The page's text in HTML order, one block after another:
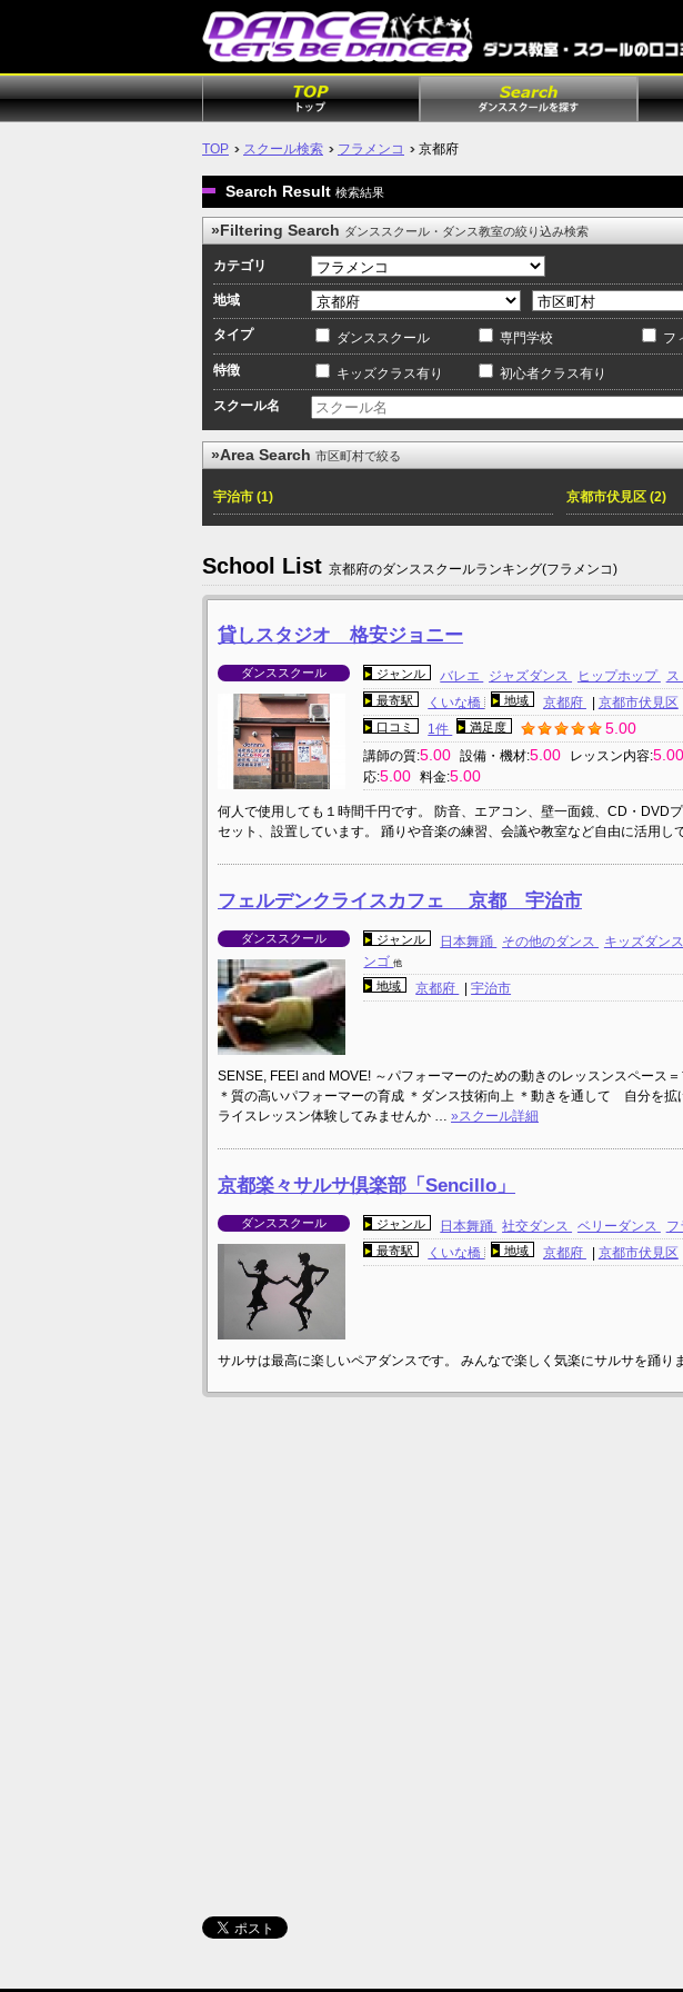
TOP スクール検索 フラメンコ 京都府
Search Result 検索結果
»Filtering Search ダンススクール・ダンス教室の絞り込み検索
カテゴリ
地域
タイプ ダンススクール 専門学校 フ
特徴 キッズクラス有り 初心者クラス有り
スクール名
»Area Search 市区町村で絞る
宇治市 (1) 京都市伏見区 (2)
School List 京都府のダンススクールランキング(フラメンコ)
貸しスタジオ 格安ジョニー
ダンススクール ジャンル バレエ ジャズダンス ヒップホップ
最寄駅 くいな橋 地域 京都府 | 京都市伏見区
口コミ 1件 満足度 5.00
講師の質:5.00 設備・機材:5.00 レッスン内容:5.00
応:5.00 料金:5.00
何人で使用しても１時間千円です。 防音、エアコン、壁一面鏡、CD・DVD
セット、設置しています。 踊りや音楽の練習、会議や教室など自由に活用し
フェルデンクライスカフェ 京都 宇治市
ダンススクール ジャンル 日本舞踊 その他のダンス キッズダン
ンゴ他
地域 京都府 |宇治市
SENSE, FEEl and MOVE! ～パフォーマーのための動きのレッスンスペース
＊質の高いパフォーマーの育成 ＊ダンス技術向上 ＊動きを通して 自分を
ライスレッスン体験してみませんか … »スクール詳細
京都楽々サルサ倶楽部「Sencillo」
ダンススクール ジャンル 日本舞踊 社交ダンス ベリーダンス フ
最寄駅 くいな橋 地域 京都府 京都市伏見区
サルサは最高に楽しいペアダンスです。 みんなで楽しく気楽にサルサを踊り